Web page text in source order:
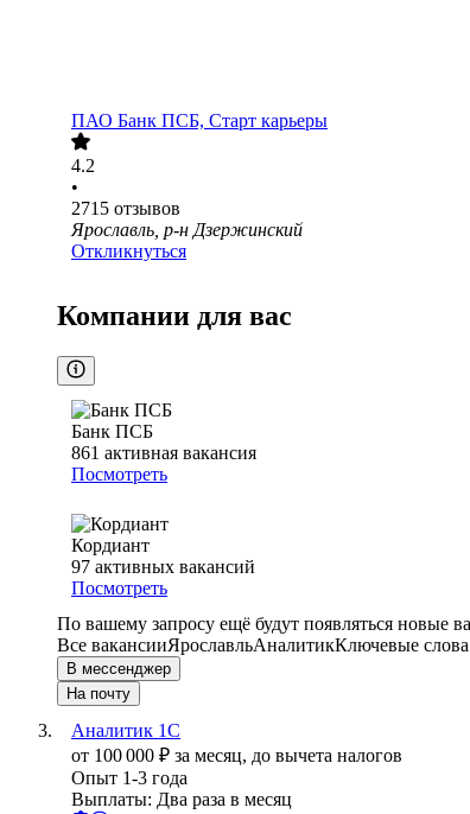
ПАО Банк ПСБ, Старт карьеры
4.2
•
2715 отзывов
Ярославль, р-н Дзержинский
Откликнуться
Компании для вас
Банк ПСБ
861 активная вакансия
Посмотреть
Кордиант
97 активных вакансий
Посмотреть
По вашему запросу ещё будут появляться новые
Все вакансииЯрославльАналитикКлючевые
В мессенджер
На почту
Аналитик 1С
от 100 000 ₽ за месяц, до вычета налогов
Опыт 1-3 года
Выплаты: Два раза в месяц